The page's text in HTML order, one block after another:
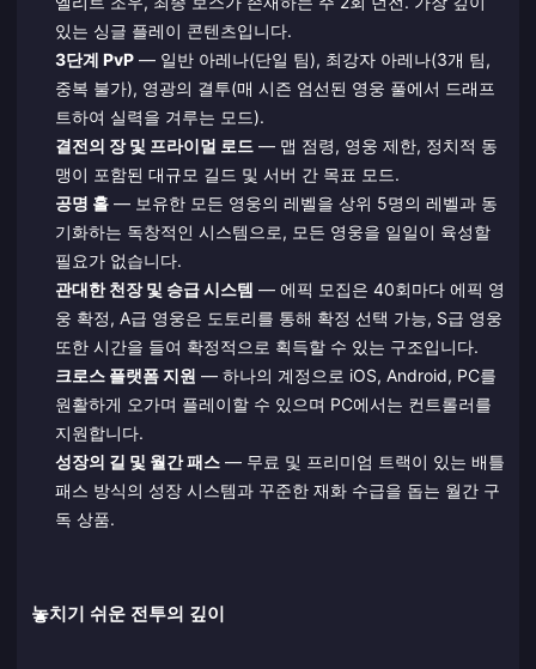
있는 싱글 플레이 콘텐츠입니다.
3단계 PvP— 일반 아레나(단일 팀), 최강자 아레나(3개 팀,
중복 불가), 영광의 결투(매 시즌 엄선된 영웅 풀에서 드래프
트하여 실력을 겨루는 모드).
결전의 장 및 프라이멀 로드— 맵 점령, 영웅 제한, 정치적 동
맹이 포함된 대규모 길드 및 서버 간 목표 모드.
공명 홀— 보유한 모든 영웅의 레벨을 상위 5명의 레벨과 동
기화하는 독창적인 시스템으로, 모든 영웅을 일일이 육성할
필요가 없습니다.
관대한 천장 및 승급 시스템 — 에픽 모집은 40회마다 에픽 영
웅 확정, A급 영웅은 도토리를 통해 확정 선택 가능, S급 영웅
또한 시간을 들여 확정적으로 획득할 수 있는 구조입니다.
크로스 플랫폼 지원 — 하나의 계정으로 iOS, Android, PC를
원활하게 오가며 플레이할 수 있으며 PC에서는 컨트롤러를
지원합니다.
성장의 길 및 월간 패스— 무료 및 프리미엄 트랙이 있는 배틀
패스 방식의 성장 시스템과 꾸준한 재화 수급을 돕는 월간 구
독 상품.
놓치기 쉬운 전투의 깊이